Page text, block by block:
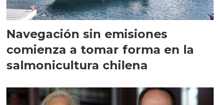
Navegación sin emisiones
comienza a tomar forma en la
salmonicultura chilena